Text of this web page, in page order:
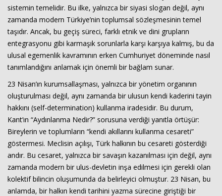
sistemin temelidir. Bu ilke, yalnızca bir siyasi slogan değil, aynı
zamanda modern Türkiye’nin toplumsal sözleşmesinin temel
taşıdır. Ancak, bu geçiş süreci, farklı etnik ve dini grupların
entegrasyonu gibi karmaşık sorunlarla karşı karşıya kalmış, bu da
ulusal egemenlik kavramının erken Cumhuriyet döneminde nasıl
tanımlandığını anlamak için önemli bir bağlam sunar.
23 Nisan’ın kurumsallaşması, yalnızca bir yönetim organının
oluşturulması değil, aynı zamanda bir ulusun kendi kaderini tayin
hakkını (self-determination) kullanma iradesidir. Bu durum,
Kant’ın “Aydınlanma Nedir?” sorusuna verdiği yanıtla örtüşür:
Bireylerin ve toplumların “kendi akıllarını kullanma cesareti”
göstermesi. Meclisin açılışı, Türk halkının bu cesareti gösterdiği
andır. Bu cesaret, yalnızca bir savaşın kazanılması için değil, aynı
zamanda modern bir ulus-devletin inşa edilmesi için gerekli olan
kolektif bilincin oluşumunda da belirleyici olmuştur. 23 Nisan, bu
anlamda, bir halkın kendi tarihini yazma sürecine giriştiği bir